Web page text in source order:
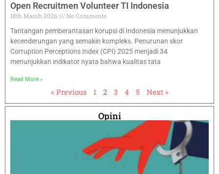
Open Recruitmen Volunteer TI Indonesia
18th March 2026
No Comments
Tantangan pemberantasan korupsi di Indonesia menunjukkan
kecenderungan yang semakin kompleks. Penurunan skor
Corruption Perceptions Index (CPI) 2025 menjadi 34
menunjukkan indikator nyata bahwa kualitas tata
Read More »
« Previous 1 2 3 4 5 Next »
Opini